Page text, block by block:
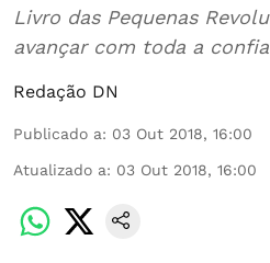
Livro das Pequenas
avançar com toda a
Redação DN
Publicado a: 03 Out 2018, 16:00
Atualizado a: 03 Out 2018, 16:00